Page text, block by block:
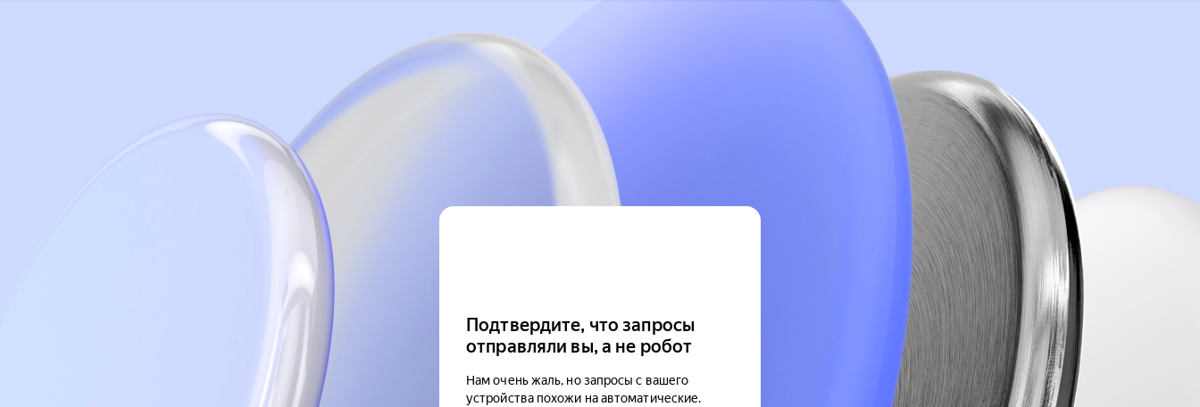
Подтвердите, что запросы
отправляли вы, а не робот
Нам очень жаль, но запросы с вашего
устройства похожи на автоматические.